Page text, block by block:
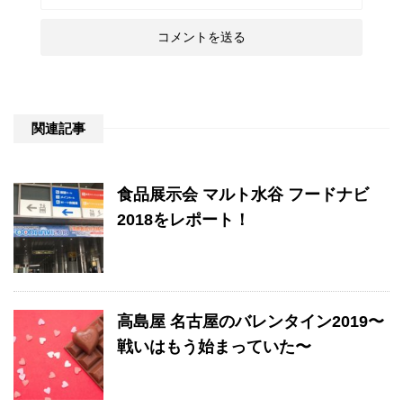
関連記事
食品展示会 マルト水谷 フードナビ
2018をレポート！
高島屋 名古屋のバレンタイン2019〜
戦いはもう始まっていた〜